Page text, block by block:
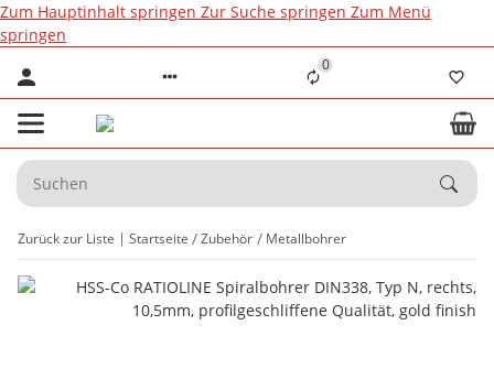
Zum Hauptinhalt springen Zur Suche springen Zum Menü
springen
0
Zurück zur Liste Startseite Zubehör Metallbohrer